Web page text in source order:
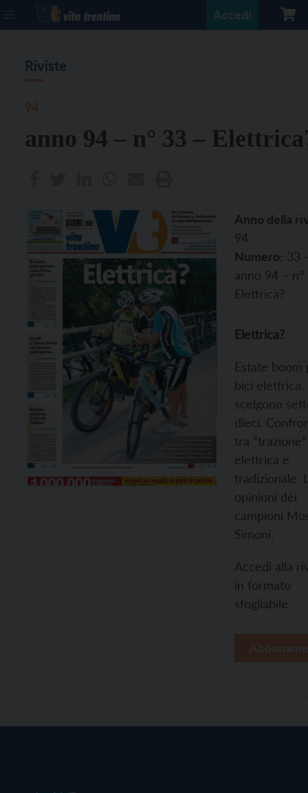
Accedi
Riviste
anno 94 – n° 33 –
Anno della
94
Numero: 33 -
anno 94 – n°
Elettrica?
Elettrica?
Estate boom
bici elettrica.
scelgono
dieci.
tra “trazione“
elettrica e
tradizionale.
opinioni dei
campioni
Simoni.
Accedi alla
in formato
sfogliabile